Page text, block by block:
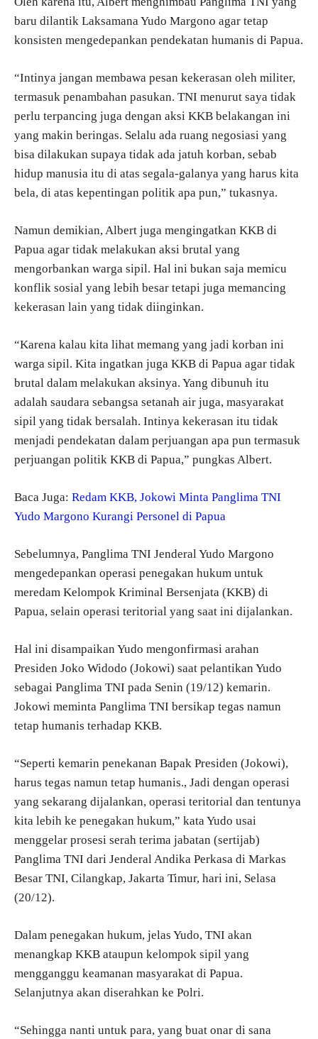
baru dilantik Laksamana Yudo Margono agar tetap
konsisten mengedepankan pendekatan humanis di Papua.
“Intinya jangan membawa pesan kekerasan oleh militer,
termasuk penambahan pasukan. TNI menurut saya tidak
perlu terpancing juga dengan aksi KKB belakangan ini
yang makin beringas. Selalu ada ruang negosiasi yang
bisa dilakukan supaya tidak ada jatuh korban, sebab
hidup manusia itu di atas segala-galanya yang harus kita
bela, di atas kepentingan politik apa pun,” tukasnya.
Namun demikian, Albert juga mengingatkan KKB di
Papua agar tidak melakukan aksi brutal yang
mengorbankan warga sipil. Hal ini bukan saja memicu
konflik sosial yang lebih besar tetapi juga memancing
kekerasan lain yang tidak diinginkan.
“Karena kalau kita lihat memang yang jadi korban ini
warga sipil. Kita ingatkan juga KKB di Papua agar tidak
brutal dalam melakukan aksinya. Yang dibunuh itu
adalah saudara sebangsa setanah air juga, masyarakat
sipil yang tidak bersalah. Intinya kekerasan itu tidak
menjadi pendekatan dalam perjuangan apa pun termasuk
perjuangan politik KKB di Papua,” pungkas Albert.
Baca Juga: Redam KKB, Jokowi Minta Panglima TNI
Yudo Margono Kurangi Personel di Papua
Sebelumnya, Panglima TNI Jenderal Yudo Margono
mengedepankan operasi penegakan hukum untuk
meredam Kelompok Kriminal Bersenjata (KKB) di
Papua, selain operasi teritorial yang saat ini dijalankan.
Hal ini disampaikan Yudo mengonfirmasi arahan
Presiden Joko Widodo (Jokowi) saat pelantikan Yudo
sebagai Panglima TNI pada Senin (19/12) kemarin.
Jokowi meminta Panglima TNI bersikap tegas namun
tetap humanis terhadap KKB.
“Seperti kemarin penekanan Bapak Presiden (Jokowi),
harus tegas namun tetap humanis., Jadi dengan operasi
yang sekarang dijalankan, operasi teritorial dan tentunya
kita lebih ke penegakan hukum,” kata Yudo usai
menggelar prosesi serah terima jabatan (sertijab)
Panglima TNI dari Jenderal Andika Perkasa di Markas
Besar TNI, Cilangkap, Jakarta Timur, hari ini, Selasa
(20/12).
Dalam penegakan hukum, jelas Yudo, TNI akan
menangkap KKB ataupun kelompok sipil yang
mengganggu keamanan masyarakat di Papua.
Selanjutnya akan diserahkan ke Polri.
“Sehingga nanti untuk para, yang buat onar di sana